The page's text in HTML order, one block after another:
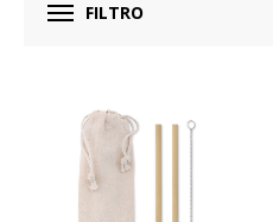
FILTRO